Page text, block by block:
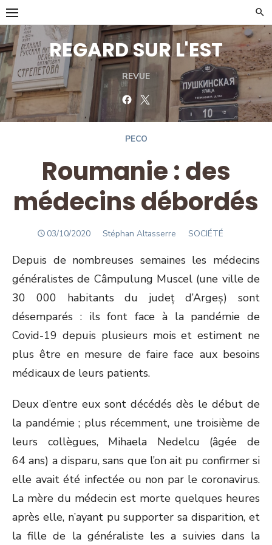
Skip
to
content
REGARD SUR L'EST
REVUE
FacebookTwitter
PECO
Roumanie : des
médecins débordés
POSTED
03/10/2020 Author
Stéphan Altasserre SOCIÉTÉ
Depuis de nombreuses semaines les médecins
généralistes de Câmpulung Muscel (une ville de
30 000 habitants du județ d’Argeș) sont
désemparés : ils font face à la pandémie de
Covid-19 depuis plusieurs mois et estiment ne
plus être en mesure de faire face aux besoins
médicaux de leurs patients.
Deux d’entre eux sont décédés dès le début de
la pandémie ; plus récemment, une troisième de
leurs collègues, Mihaela Nedelcu (âgée de
64 ans) a disparu, sans que l’on ait pu confirmer si
elle avait été infectée ou non par le coronavirus.
La mère du médecin est morte quelques heures
après elle, n’ayant pu supporter sa disparition, et
la fille de la généraliste les a suivies dans la